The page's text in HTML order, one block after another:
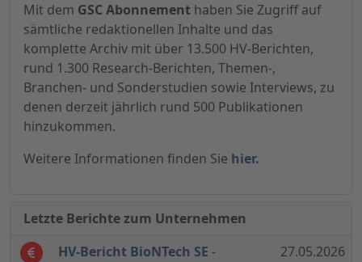
Mit dem GSC Abonnement haben Sie Zugriff auf
sämtliche redaktionellen Inhalte und das
komplette Archiv mit über 13.500 HV-Berichten,
rund 1.300 Research-Berichten, Themen-,
Branchen- und Sonderstudien sowie Interviews, zu
denen derzeit jährlich rund 500 Publikationen
hinzukommen.
Weitere Informationen finden Sie hier.
Letzte Berichte zum Unternehmen
HV-Bericht BioNTech SE -
27.05.2026